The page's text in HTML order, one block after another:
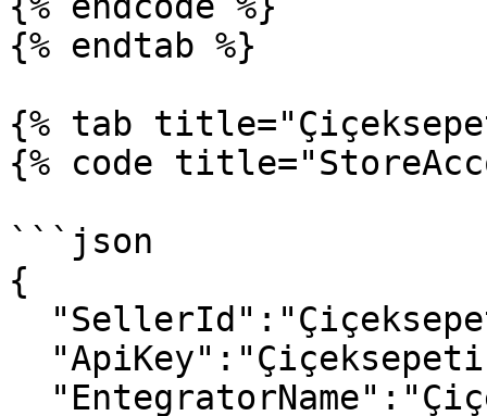
{% endtab %}
{% tab
{% code
```json
{